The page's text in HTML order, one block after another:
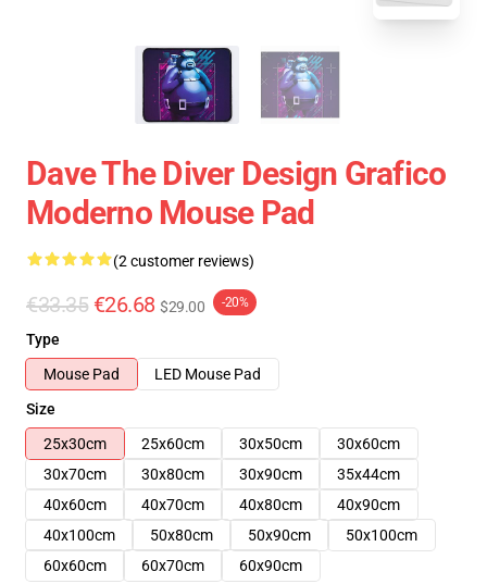
Dave The Diver Design Grafico
Moderno Mouse Pad
(2 customer reviews)
€33.35 €26.68 $29.00 -20%
Type
Mouse Pad
LED Mouse Pad
Size
25x30cm
25x60cm 30x50cm
30x60cm
30x70cm
30x80cm 30x90cm
35x44cm
40x60cm
40x70cm 40x80cm
40x90cm
40x100cm
50x80cm 50x90cm
50x100cm
60x60cm
60x70cm 60x90cm